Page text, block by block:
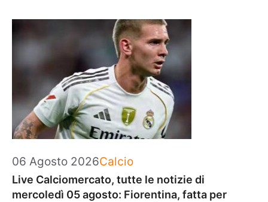
06 Agosto 2026Categorie
Calcio
Live Calciomercato, tutte le notizie di
mercoledì 05 agosto: Fiorentina, fatta per